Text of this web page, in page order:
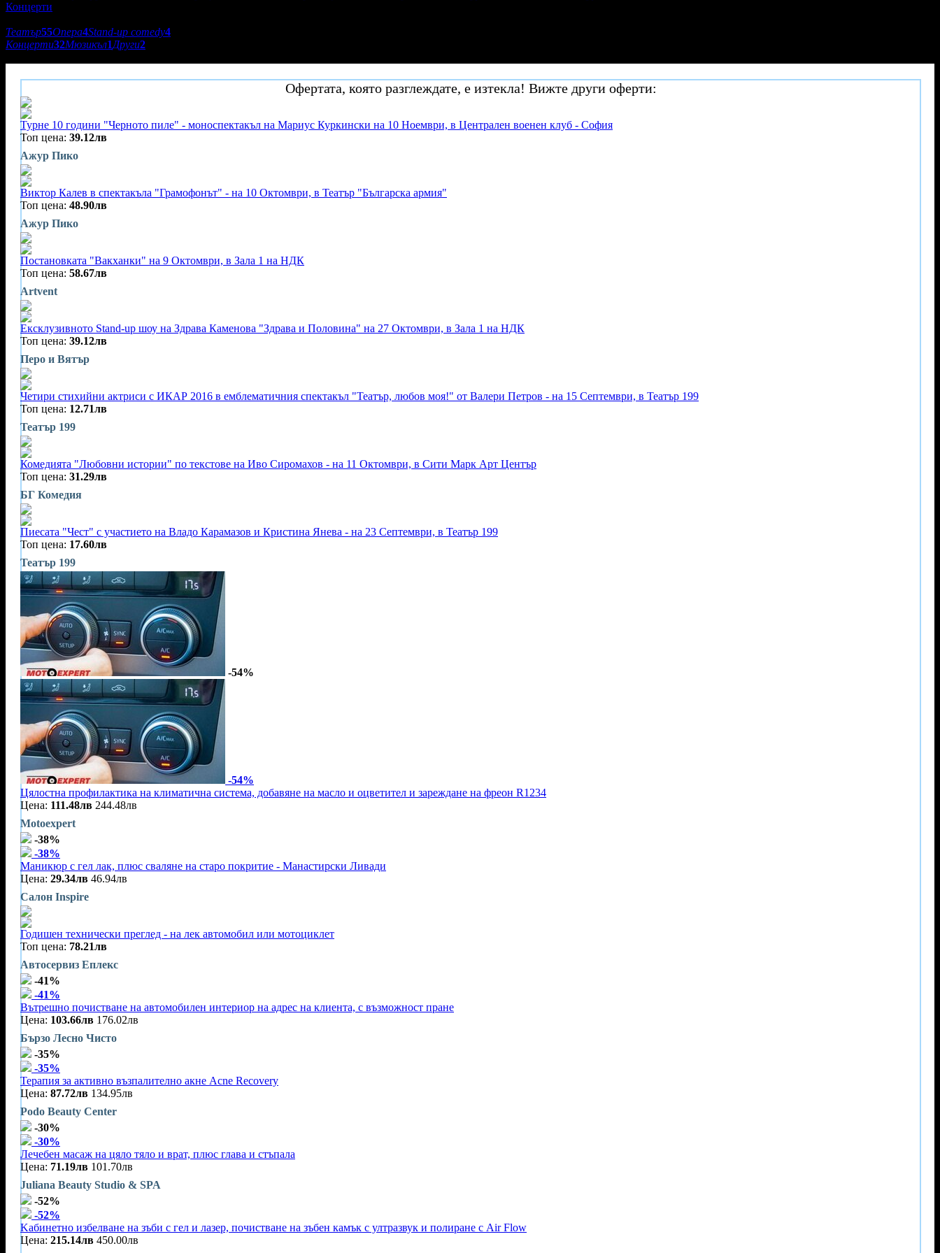
Концерти
Театър55Опера4Stand-up comedy4
Концерти32Мюзикъл1Други2
Офертата, която разглеждате, е изтекла! Вижте други оферти:
Турне 10 години "Черното пиле" - моноспектакъл на Мариус Куркински на 10 Ноември, в Централен военен клуб - София
Топ цена: 39.12лв
Ажур Пико
Виктор Калев в спектакъла "Грамофонът" - на 10 Октомври, в Театър "Българска армия"
Топ цена: 48.90лв
Ажур Пико
Постановката "Вакханки" на 9 Октомври, в Зала 1 на НДК
Топ цена: 58.67лв
Artvent
Ексклузивното Stand-up шоу на Здрава Каменова "Здрава и Половина" на 27 Октомври, в Зала 1 на НДК
Топ цена: 39.12лв
Перо и Вятър
Четири стихийни актриси с ИКАР 2016 в емблематичния спектакъл "Театър, любов моя!" от Валери Петров - на 15 Септември, в Театър 199
Топ цена: 12.71лв
Театър 199
Комедията "Любовни истории" по текстове на Иво Сиромахов - на 11 Октомври, в Сити Марк Арт Център
Топ цена: 31.29лв
БГ Комедия
Пиесата "Чест" с участието на Владо Карамазов и Кристина Янева - на 23 Септември, в Театър 199
Топ цена: 17.60лв
Театър 199
-54%
-54%
Цялостна профилактика на климатична система, добавяне на масло и оцветител и зареждане на фреон R1234
Цена: 111.48лв 244.48лв
Motoexpert
-38%
-38%
Маникюр с гел лак, плюс сваляне на старо покритие - Манастирски Ливади
Цена: 29.34лв 46.94лв
Салон Inspire
Годишен технически преглед - на лек автомобил или мотоциклет
Топ цена: 78.21лв
Автосервиз Еплекс
-41%
-41%
Вътрешно почистване на автомобилен интериор на адрес на клиента, с възможност пране
Цена: 103.66лв 176.02лв
Бързо Лесно Чисто
-35%
-35%
Терапия за активно възпалително акне Acne Recovery
Цена: 87.72лв 134.95лв
Podo Beauty Center
-30%
-30%
Лечебен масаж на цяло тяло и врат, плюс глава и стъпала
Цена: 71.19лв 101.70лв
Juliana Beauty Studio & SPA
-52%
-52%
Kабинетно избелване на зъби с гел и лазер, почистване на зъбен камък с ултразвук и полиране с Air Flow
Цена: 215.14лв 450.00лв